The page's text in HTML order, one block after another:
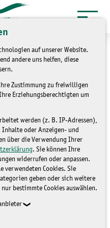
auf unserer Website.
andere uns helfen, diese
Zustimmung zu freiwilligen
Erziehungsberechtigten um
werden (z. B. IP-Adressen),
oder Anzeigen- und
über die Verwendung Ihrer
. Sie können Ihre
widerrufen oder anpassen.
verwendeten Cookies. Sie
geben oder sich weitere
bestimmte Cookies auswählen.